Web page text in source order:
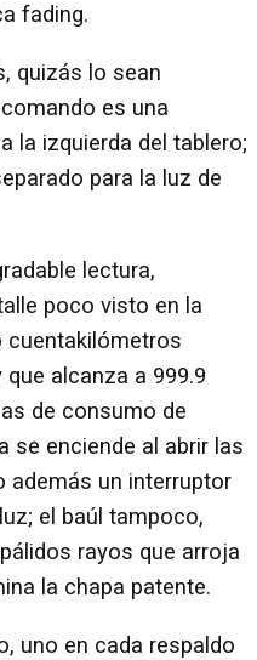
fading.
quizás lo sean
es una
la izquierda del tablero;
para la luz de
lectura,
poco visto en la
cuentakilómetros
alcanza a 999.9
de consumo de
se enciende al abrir las
además un interruptor
el baúl tampoco,
rayos que arroja
la chapa patente.
uno en cada respaldo